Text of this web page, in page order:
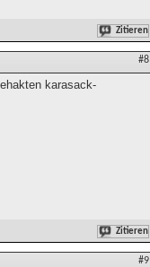
Zitieren
#8
karasack-
Zitieren
#9